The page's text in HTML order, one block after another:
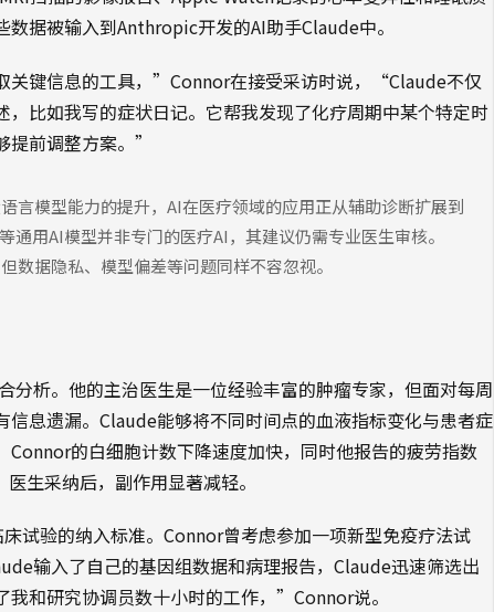
据被输入到Anthropic开发的AI助手Claude中。
关键信息的工具，”Connor在接受采访时说，“Claude不仅
比如我写的症状日记。它帮我发现了化疗周期中某个特定时
提前调整方案。”
言模型能力的提升，AI在医疗领域的应用正从辅助诊断扩展到
通用AI模型并非专门的医疗AI，其建议仍需专业医生审核。
数据隐私、模型偏差等问题同样不容忽视。
分析。他的主治医生是一位经验丰富的肿瘤专家，但面对每周
信息遗漏。Claude能够将不同时间点的血液指标变化与患者症
的白细胞计数下降速度加快，同时他报告的疲劳指数
生采纳后，副作用显著减轻。
试验的纳入标准。Connor曾考虑参加一项新型免疫疗法试
输入了自己的基因组数据和病理报告，Claude迅速筛选出
和研究协调员数十小时的工作，”Connor说。